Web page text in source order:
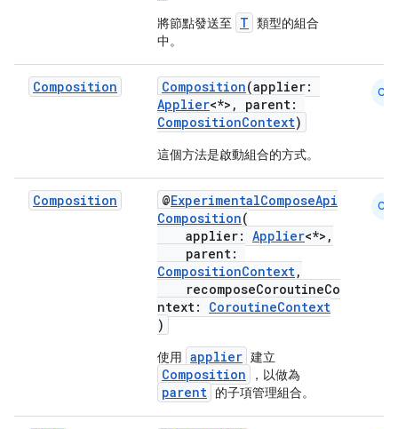
將節點發送至 T 類型的組合
中。
Composition Composition(applier:
Applier<*>, parent:
CompositionContext)
這個方法是啟動組合的方式。
CM
Composition @ExperimentalComposeApi
Composition(
applier: Applier<*>,
parent:
CompositionContext,
recomposeCoroutineCo
ntext: CoroutineContext
)
使用 applier 建立
Composition ，以做為
parent 的子項管理組合。
CM